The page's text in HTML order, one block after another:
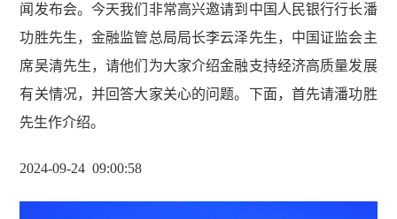
闻发布会。今天我们非常高兴邀请到中国人民银行行长潘
功胜先生，金融监管总局局长李云泽先生，中国证监会主
席吴清先生，请他们为大家介绍金融支持经济高质量发展
有关情况，并回答大家关心的问题。下面，首先请潘功胜
先生作介绍。
2024-09-24 09:00:58